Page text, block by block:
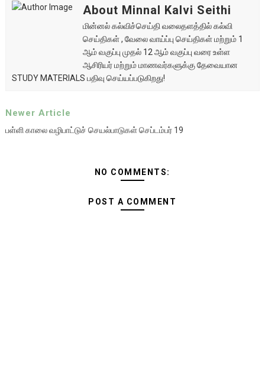
About Minnal Kalvi Seithi
மின்னல் கல்விச்செய்தி வலைதளத்தில் கல்வி
செய்திகள் , வேலை வாய்ப்பு செய்திகள் மற்றும் 1
ஆம் வகுப்பு முதல் 12 ஆம் வகுப்பு வரை உள்ள
ஆசிரியர் மற்றும் மாணவர்களுக்கு தேவையான
STUDY MATERIALS பதிவு செய்யப்படுகிறது!
Newer Article
பள்ளி காலை வழிபாட்டுச் செயல்பாடுகள் செப்டம்பர் 19
NO COMMENTS:
POST A COMMENT